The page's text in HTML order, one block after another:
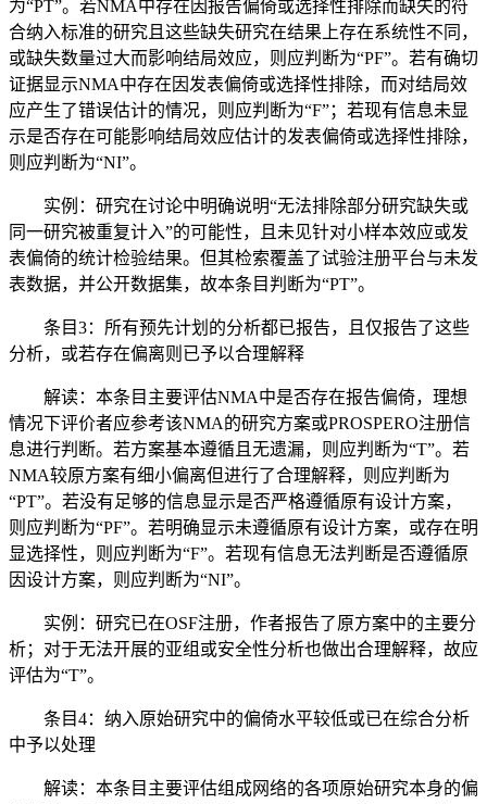
为“PT”。若NMA中存在因报告偏倚或选择性排除而缺失的符
合纳入标准的研究且这些缺失研究在结果上存在系统性不同，
或缺失数量过大而影响结局效应，则应判断为“PF”。若有确切
证据显示NMA中存在因发表偏倚或选择性排除，而对结局效
应产生了错误估计的情况，则应判断为“F”；若现有信息未显
示是否存在可能影响结局效应估计的发表偏倚或选择性排除，
则应判断为“NI”。
实例：研究在讨论中明确说明“无法排除部分研究缺失或
同一研究被重复计入”的可能性，且未见针对小样本效应或发
表偏倚的统计检验结果。但其检索覆盖了试验注册平台与未发
表数据，并公开数据集，故本条目判断为“PT”。
条目3：所有预先计划的分析都已报告，且仅报告了这些
分析，或若存在偏离则已予以合理解释
解读：本条目主要评估NMA中是否存在报告偏倚，理想
情况下评价者应参考该NMA的研究方案或PROSPERO注册信
息进行判断。若方案基本遵循且无遗漏，则应判断为“T”。若
NMA较原方案有细小偏离但进行了合理解释，则应判断为
“PT”。若没有足够的信息显示是否严格遵循原有设计方案，
则应判断为“PF”。若明确显示未遵循原有设计方案，或存在明
显选择性，则应判断为“F”。若现有信息无法判断是否遵循原
因设计方案，则应判断为“NI”。
实例：研究已在OSF注册，作者报告了原方案中的主要分
析；对于无法开展的亚组或安全性分析也做出合理解释，故应
评估为“T”。
条目4：纳入原始研究中的偏倚水平较低或已在综合分析
中予以处理
解读：本条目主要评估组成网络的各项原始研究本身的偏